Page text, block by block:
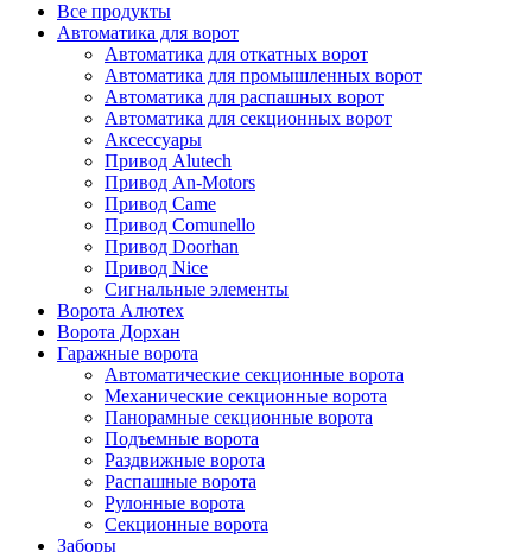
Все продукты
Автоматика для ворот
Автоматика для откатных ворот
Автоматика для промышленных ворот
Автоматика для распашных ворот
Автоматика для секционных ворот
Аксессуары
Привод Alutech
Привод An-Motors
Привод Came
Привод Comunello
Привод Doorhan
Привод Nice
Сигнальные элементы
Ворота Алютех
Ворота Дорхан
Гаражные ворота
Автоматические секционные ворота
Механические секционные ворота
Панорамные секционные ворота
Подъемные ворота
Раздвижные ворота
Распашные ворота
Рулонные ворота
Секционные ворота
Заборы